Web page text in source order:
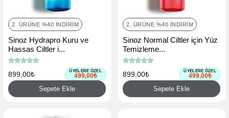
2. ÜRÜNE %40 İNDIRIM
Sinoz Hydrapro Kuru ve
Hassas Ciltler i...
899,00₺ ÜYELERE ÖZEL
499,00₺
Sepete Ekle
2. ÜRÜNE %40 İNDIRIM
Sinoz Normal Ciltler için Yüz
Temizleme...
899,00₺ ÜYELERE ÖZEL
499,00₺
Sepete Ekle